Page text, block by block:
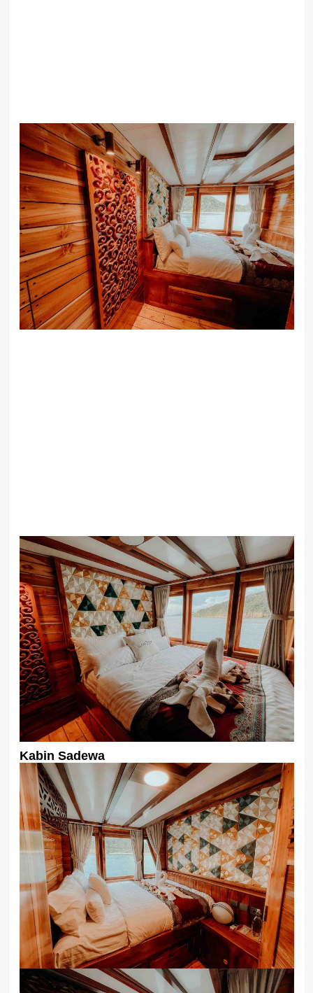
Kabin Sadewa